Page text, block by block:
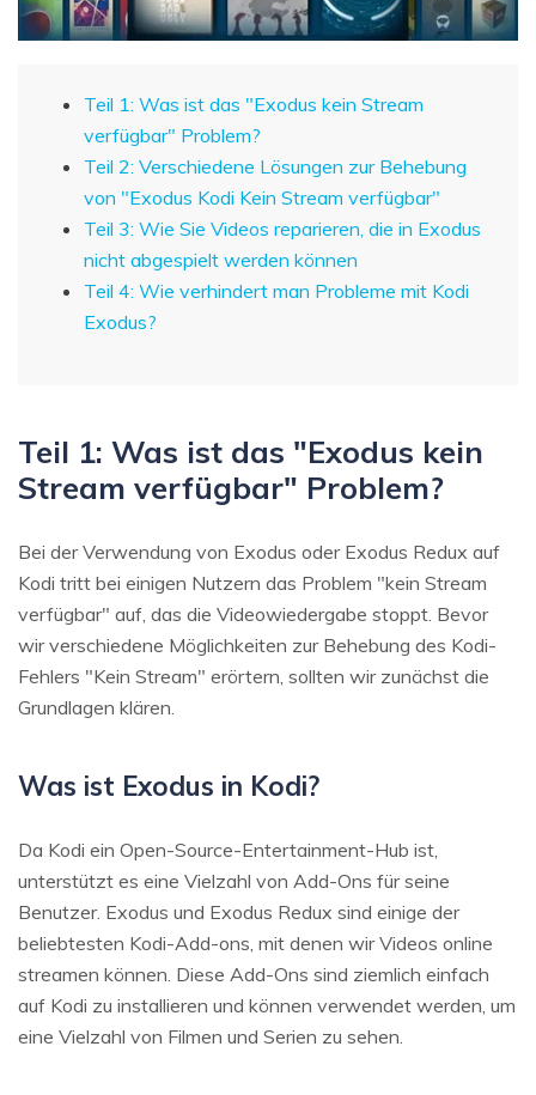
Teil 1: Was ist das "Exodus kein Stream
verfügbar" Problem?
Teil 2: Verschiedene Lösungen zur Behebung
von "Exodus Kodi Kein Stream verfügbar"
Teil 3: Wie Sie Videos reparieren, die in Exodus
nicht abgespielt werden können
Teil 4: Wie verhindert man Probleme mit Kodi
Exodus?
Teil 1: Was ist das "Exodus kein
Stream verfügbar" Problem?
Bei der Verwendung von Exodus oder Exodus Redux auf
Kodi tritt bei einigen Nutzern das Problem "kein Stream
verfügbar" auf, das die Videowiedergabe stoppt. Bevor
wir verschiedene Möglichkeiten zur Behebung des Kodi-
Fehlers "Kein Stream" erörtern, sollten wir zunächst die
Grundlagen klären.
Was ist Exodus in Kodi?
Da Kodi ein Open-Source-Entertainment-Hub ist,
unterstützt es eine Vielzahl von Add-Ons für seine
Benutzer. Exodus und Exodus Redux sind einige der
beliebtesten Kodi-Add-ons, mit denen wir Videos online
streamen können. Diese Add-Ons sind ziemlich einfach
auf Kodi zu installieren und können verwendet werden, um
eine Vielzahl von Filmen und Serien zu sehen.